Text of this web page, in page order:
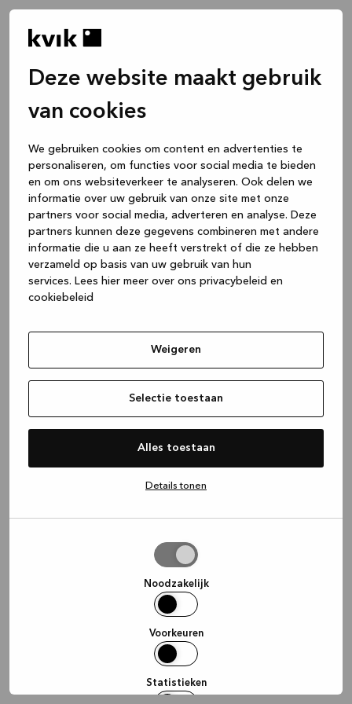
Deze website maakt gebruik
van cookies
We gebruiken cookies om content en advertenties te
personaliseren, om functies voor social media te bieden
en om ons websiteverkeer te analyseren. Ook delen we
informatie over uw gebruik van onze site met onze
partners voor social media, adverteren en analyse. Deze
partners kunnen deze gegevens combineren met andere
informatie die u aan ze heeft verstrekt of die ze hebben
verzameld op basis van uw gebruik van hun
services. Lees hier meer over ons privacybeleid en
cookiebeleid
Weigeren
Selectie toestaan
Alles toestaan
Details tonen
Noodzakelijk
Voorkeuren
Statistieken
(see the browser console for more
information).